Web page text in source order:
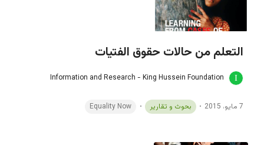
التعلم من حالات حقوق الفتيات
Information and Research - King Hussein Foundation
7 مايو، 2015 بحوث و تقارير Equality Now